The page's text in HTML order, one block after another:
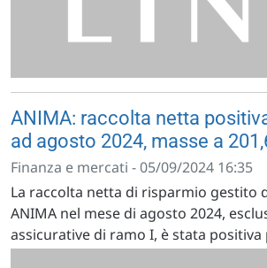
ANIMA: raccolta netta
ad agosto 2024, masse a
Finanza e mercati - 05/09/2024 16:35
La raccolta netta di risparmio gestito
ANIMA nel mese di agosto 2024,
assicurative di ramo I, è stata positiva